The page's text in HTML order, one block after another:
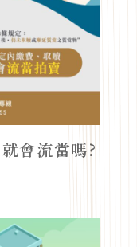
會流當嗎?